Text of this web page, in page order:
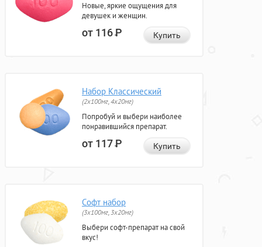
Новые, яркие ощущения для
девушек и женщин.
от 116Р Купить
Набор Классический
(2x100мг, 4x20мг)
Попробуй и выбери наиболее
понравившийся препарат.
от 117Р Купить
Софт набор
(3x100мг, 3x20мг)
Выбери софт-препарат на свой
вкус!